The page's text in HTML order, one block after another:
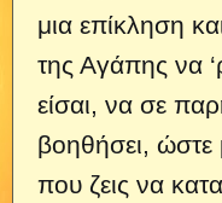
μια επίκληση
της Αγάπης να
είσαι, να σε
βοηθήσει, ώστε
που ζεις να